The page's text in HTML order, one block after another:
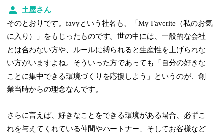
土屋さん
そのとおりです。favyという社名も、「My Favorite（私のお気
に入り）」をもじったものです。世の中には、一般的な会社
とは合わない方や、ルールに縛られると生産性を上げられな
い方がいますよね。そういった方であっても「自分の好きな
ことに集中できる環境づくりを応援しよう」というのが、創
業当時からの理念なんです。
さらに言えば、好きなことをできる環境がある場合、必ずこ
れを与えてくれている仲間やパートナー、そしてお客様など